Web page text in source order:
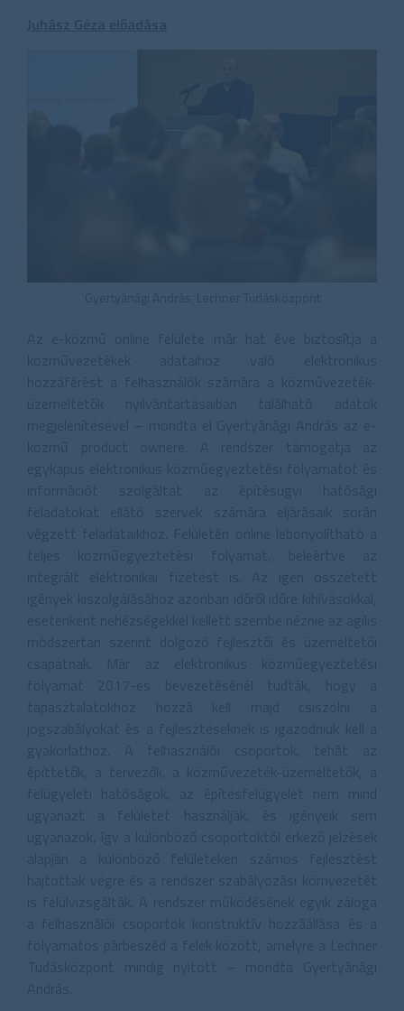
Juhász Géza előadása
Gyertyánági András, Lechner Tudásközpont
Az e-közmű online felülete már hat éve biztosítja a
közművezetékek adataihoz való elektronikus
hozzáférést a felhasználók számára a közművezeték-
üzemeltetők nyilvántartásaiban található adatok
megjelenítésével – mondta el Gyertyánági András az e-
közmű product ownere. A rendszer támogatja az
egykapus elektronikus közműegyeztetési folyamatot és
információt szolgáltat az építésügyi hatósági
feladatokat ellátó szervek számára eljárásaik során
végzett feladataikhoz. Felületén online lebonyolítható a
teljes közműegyeztetési folyamat, beleértve az
integrált elektronikai fizetést is. Az igen összetett
igények kiszolgálásához azonban időről időre kihívásokkal,
esetenként nehézségekkel kellett szembe néznie az agilis
módszertan szerint dolgozó fejlesztői és üzemeltetői
csapatnak. Már az elektronikus közműegyeztetési
folyamat 2017-es bevezetésénél tudták, hogy a
tapasztalatokhoz hozzá kell majd csiszolni a
jogszabályokat és a fejlesztéseknek is igazodniuk kell a
gyakorlathoz. A felhasználói csoportok, tehát az
építtetők, a tervezők, a közművezeték-üzemeltetők, a
felügyeleti hatóságok, az építésfelügyelet nem mind
ugyanazt a felületet használják, és igényeik sem
ugyanazok, így a különböző csoportoktól érkező jelzések
alapján a különböző felületeken számos fejlesztést
hajtottak végre és a rendszer szabályozási környezetét
is felülvizsgálták. A rendszer működésének egyik záloga
a felhasználói csoportok konstruktív hozzáállása és a
folyamatos párbeszéd a felek között, amelyre a Lechner
Tudásközpont mindig nyitott – mondta Gyertyánági
András.